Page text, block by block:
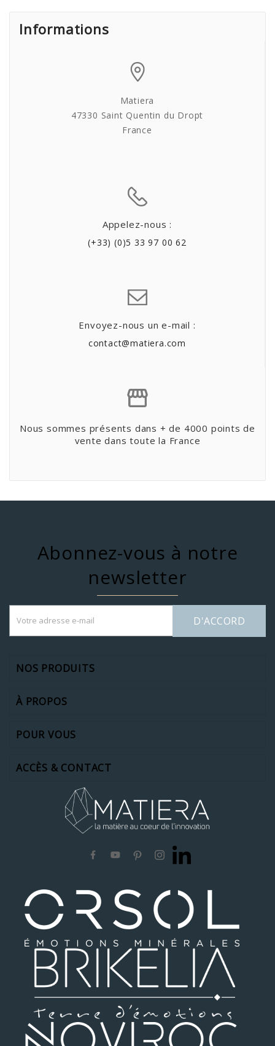
Informations
Matiera
47330 Saint Quentin du Dropt
France
Appelez-nous :
(+33) (0)5 33 97 00 62
Envoyez-nous un e-mail :
contact@matiera.com
Nous sommes présents dans + de 4000 points de
vente dans toute la France
Abonnez-vous à notre
newsletter
D'ACCORD
NOS PRODUITS
À PROPOS
POUR VOUS
ACCÈS & CONTACT